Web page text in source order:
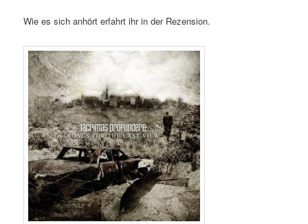
Wie es sich anhört erfahrt ihr in der Rezension.